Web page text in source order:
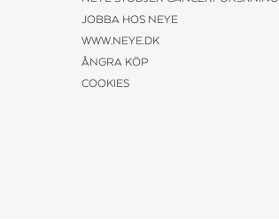
JOBBA HOS NEYE
WWW.NEYE.DK
ÅNGRA KÖP
COOKIES